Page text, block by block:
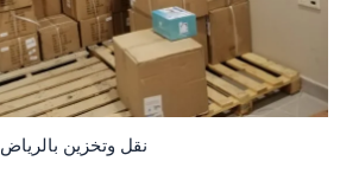
نقل وتخزين بالرياض